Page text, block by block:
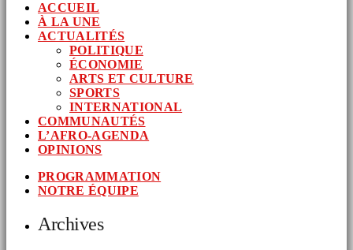
ACCUEIL
À LA UNE
ACTUALITÉS
POLITIQUE
ÉCONOMIE
ARTS ET CULTURE
SPORTS
INTERNATIONAL
COMMUNAUTÉS
L’AFRO-AGENDA
OPINIONS
PROGRAMMATION
NOTRE ÉQUIPE
Archives